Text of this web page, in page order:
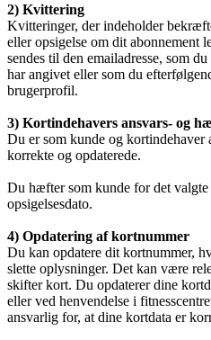
2) Kvittering
Kvitteringer, der indeholder
eller opsigelse om dit abonnement
sendes til den emailadresse, som
har angivet eller som du
brugerprofil.
3) Kortindehavers ansvars- og
Du er som kunde og kortindehaver
korrekte og opdaterede.
Du hæfter som kunde for det
opsigelsesdato.
4) Opdatering af kortnummer
Du kan opdatere dit kortnummer,
slette oplysninger. Det kan være
skifter kort. Du opdaterer dine
eller ved henvendelse i
ansvarlig for, at dine kortdata er